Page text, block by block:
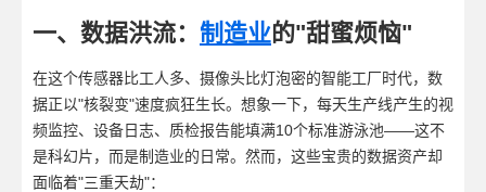
一、数据洪流： 制造业的"甜蜜烦恼"
在这个传感器比工人多、摄像头比灯泡密的智能工厂时代，数
据正以"核裂变"速度疯狂生长。想象一下，每天生产线产生的视
频监控、设备日志、质检报告能填满10个标准游泳池——这不
是科幻片，而是制造业的日常。然而，这些宝贵的数据资产却
面临着"三重天劫"：